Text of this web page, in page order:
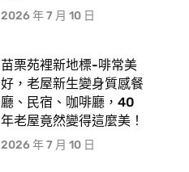
2026 年 7 月 10 日
苗栗苑裡新地標-啡常美
好，老屋新生變身質感餐
廳、民宿、咖啡廳，40
年老屋竟然變得這麼美！
2026 年 7 月 10 日